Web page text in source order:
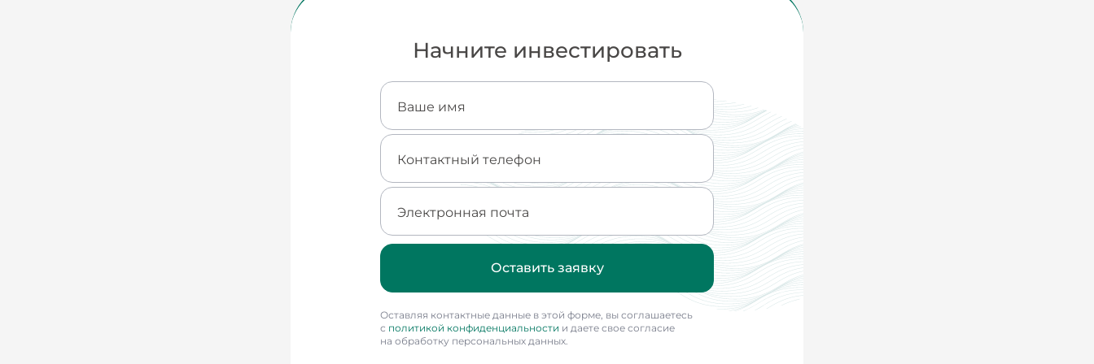
Начните инвестировать
Ваше имя
Контактный телефон
Электронная почта
Оставить заявку
Оставляя контактные данные в этой форме, вы соглашаетесь
с политикой конфиденциальности и даете свое согласие
на обработку персональных данных.